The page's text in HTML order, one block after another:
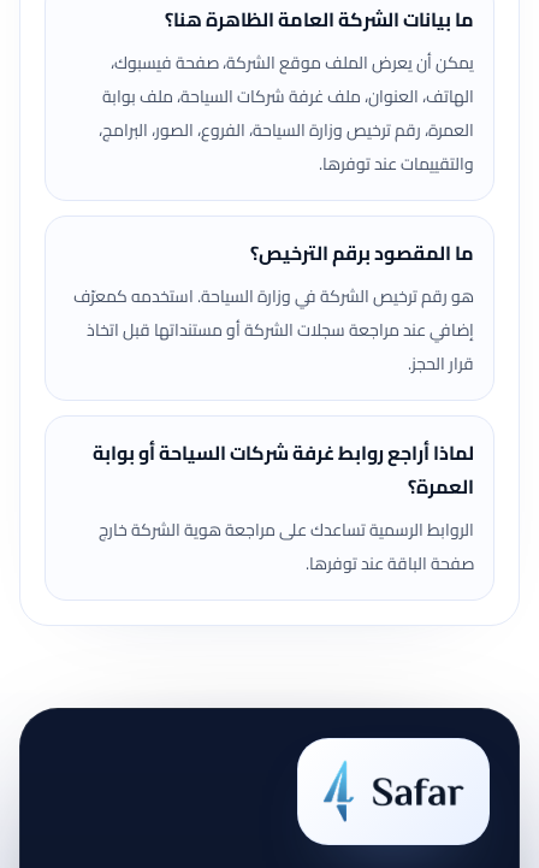
ما بيانات الشركة العامة الظاهرة هنا؟
يمكن أن يعرض الملف موقع الشركة، صفحة فيسبوك،
الهاتف، العنوان، ملف غرفة شركات السياحة، ملف بوابة
العمرة، رقم ترخيص وزارة السياحة، الفروع، الصور، البرامج،
والتقييمات عند توفرها.
ما المقصود برقم الترخيص؟
هو رقم ترخيص الشركة في وزارة السياحة. استخدمه كمعرّف
إضافي عند مراجعة سجلات الشركة أو مستنداتها قبل اتخاذ
قرار الحجز.
لماذا أراجع روابط غرفة شركات السياحة أو بوابة
العمرة؟
الروابط الرسمية تساعدك على مراجعة هوية الشركة خارج
صفحة الباقة عند توفرها.